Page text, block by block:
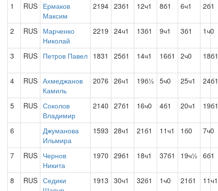
1
RUS Ермаков
Максим
2194 23б1 12ч1 8б1 6ч1 2б1
2 RUS Марченко
Николай
2219 24ч1 13б1 9ч1 3б1 1ч0
3 RUS Петров Павел 1831 25б1 14ч1 16б1 2ч0 18б1
4 RUS Ахмеджанов
Камиль
2076 26ч1 19б½ 5ч0 25ч1 24б1
5 RUS Соколов
Владимир
2140 27б1 16ч0 4б1 20ч1 19б1
6
Джуманова
Ильмира
1593 28ч1 21б1 11ч1 1б0 7ч0
7 RUS Чернов
Никита
1970 29б1 18ч1 37б1 19ч½ 6б1
8 RUS Седики
1913 30ч1 32б1 1ч0 21б1 11ч1